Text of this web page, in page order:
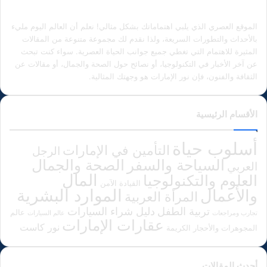
الموقع العصري الذي يلبي اهتماماتك بشكل مثالي! نعلم أن العالم اليوم مليء
بالأحداث والتطورات السريعة، ولذا نقدم لك مجموعة متنوعة من المقالات
المثيرة للاهتمام التي تغطي جميع جوانب الحياة العصرية. سواء كنت تبحث
عن آخر الأخبار في التكنولوجيا، أو نصائح حول الصحة والجمال، أو مقالات عن
الثقافة والفنون، فإن نور الإمارات هو وجهتك المثالية.
الأقسام الرئيسية
أسلوب حياة التأمين في الإمارات
الرجل
العربي السياحة والسفر الصحة والجمال
العلوم والتكنولوجيا
القيادة الآمن المال
والأعمال المرأة العربية الموارد البشرية
تجارب ومراجعات تربية الطفل دليل شراء السيارات عالم السيارات عالم
المجوهرات والأحجار الكريمة عقارات الإمارات نور كاست